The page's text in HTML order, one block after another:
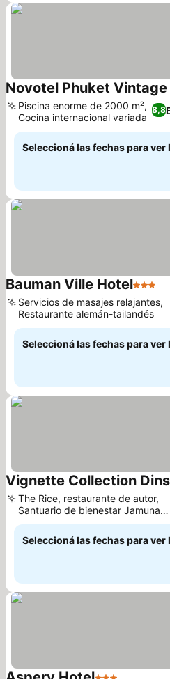
Novotel Phuket
8,8
Piscina enorme de 2000 m²,
Cocina internacional variada
Seleccioná las fechas para
Bauman Ville Hotel3
Servicios de masajes relajantes,
Restaurante alemán-tailandés
Seleccioná las fechas para
Vignette Collection
The Rice, restaurante de autor,
Santuario de bienestar Jamuna
Spa
Seleccioná las fechas para